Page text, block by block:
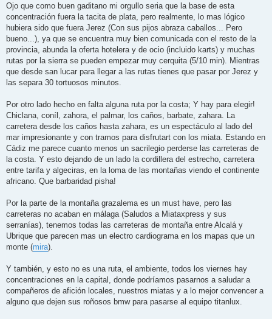
Ojo que como buen gaditano mi orgullo seria que la base de esta
concentración fuera la tacita de plata, pero realmente, lo mas lógico
hubiera sido que fuera Jerez (Con sus pijos abraza caballos... Pero
bueno...), ya que se encuentra muy bien comunicada con el resto de la
provincia, abunda la oferta hotelera y de ocio (incluido karts) y muchas
rutas por la sierra se pueden empezar muy cerquita (5/10 min). Mientras
que desde san lucar para llegar a las rutas tienes que pasar por Jerez y
las separa 30 tortuosos minutos.
Por otro lado hecho en falta alguna ruta por la costa; Y hay para elegir!
Chiclana, coníl, zahora, el palmar, los caños, barbate, zahara. La
carretera desde los caños hasta zahara, es un espectáculo al lado del
mar impresionante y con tramos para disfrutart con los miata. Estando en
Cádiz me parece cuanto menos un sacrilegio perderse las carreteras de
la costa. Y esto dejando de un lado la cordillera del estrecho, carretera
entre tarifa y algeciras, en la loma de las montañas viendo el continente
africano. Que barbaridad pisha!
Por la parte de la montaña grazalema es un must have, pero las
carreteras no acaban en málaga (Saludos a Miataxpress y sus
serranías), tenemos todas las carreteras de montaña entre Alcalá y
Ubrique que parecen mas un electro cardiograma en los mapas que un
monte (mira).
Y también, y esto no es una ruta, el ambiente, todos los viernes hay
concentraciones en la capital, donde podríamos pasarnos a saludar a
compañeros de afición locales, nuestros miatas y a lo mejor convencer a
alguno que dejen sus roñosos bmw para pasarse al equipo titanlux.